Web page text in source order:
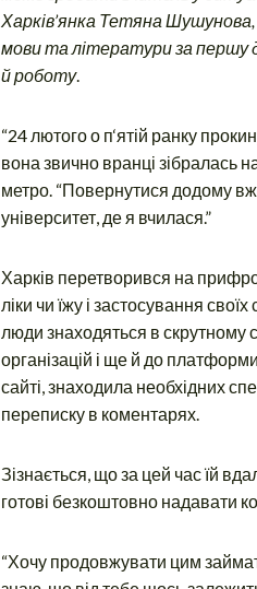
Харків’янка Тетяна Шушунова,
мови та літератури за першу
й роботу.
“24 лютого о п‘ятій ранку
вона звично вранці зібралась
метро. “Повернутися додому
університет, де я вчилася.”
Харків перетворився на
ліки чи їжу і застосування
люди знаходяться в скрутному
організацій і ще й до
сайті, знаходила необхідних
переписку в коментарях.
Зізнається, що за цей час їй
готові безкоштовно надавати
“Хочу продовжувати цим